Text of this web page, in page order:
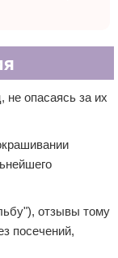
опасаясь за их
отзывы тому
посечений,